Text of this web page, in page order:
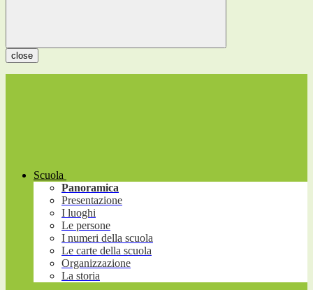
close
Scuola
Panoramica
Presentazione
I luoghi
Le persone
I numeri della scuola
Le carte della scuola
Organizzazione
La storia